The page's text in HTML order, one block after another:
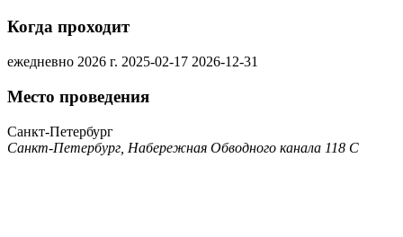
Когда проходит
ежедневно 2026 г. 2025-02-17 2026-12-31
Место проведения
Санкт-Петербург
Санкт-Петербург, Набережная Обводного канала 118 С